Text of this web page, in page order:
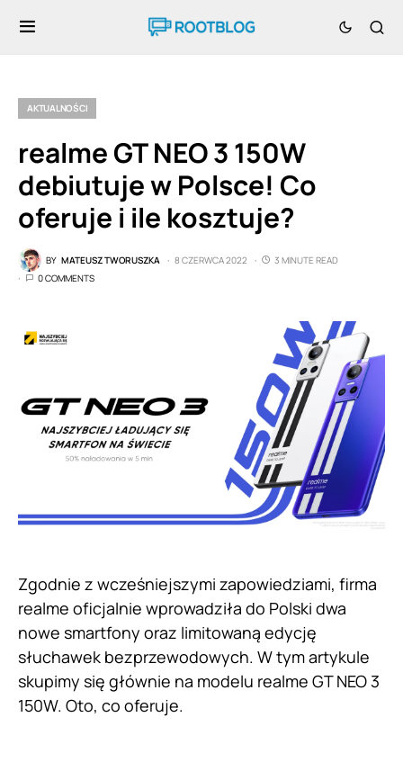
AKTUALNOŚCI
realme GT NEO 3 150W
debiutuje w Polsce! Co
oferuje i ile kosztuje?
BY MATEUSZ TWORUSZKA 8 CZERWCA 2022
3 MINUTE READ
0 COMMENTS
Zgodnie z wcześniejszymi zapowiedziami, firma
realme oficjalnie wprowadziła do Polski dwa
nowe smartfony oraz limitowaną edycję
słuchawek bezprzewodowych. W tym artykule
skupimy się głównie na modelu realme GT NEO 3
150W. Oto, co oferuje.